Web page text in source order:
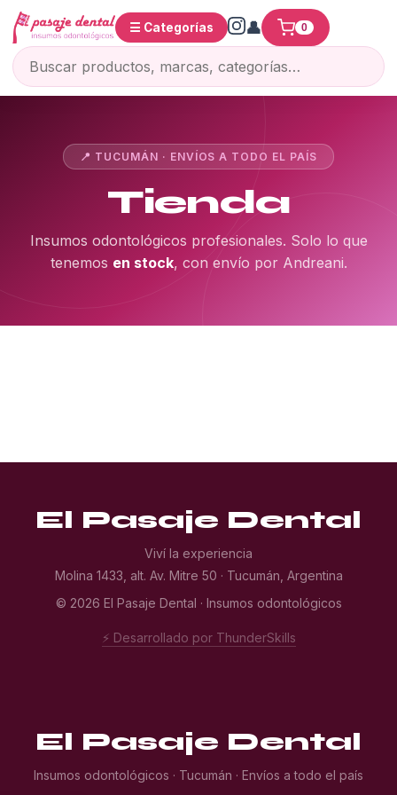
☰ Categorías 0
📍 TUCUMÁN · ENVÍOS A TODO EL PAÍS
Tienda
Insumos odontológicos profesionales. Solo lo que
tenemos en stock, con envío por Andreani.
El Pasaje Dental
Viví la experiencia
Molina 1433, alt. Av. Mitre 50 · Tucumán, Argentina
© 2026 El Pasaje Dental · Insumos odontológicos
⚡ Desarrollado por ThunderSkills
El Pasaje Dental
Insumos odontológicos · Tucumán · Envíos a todo el país